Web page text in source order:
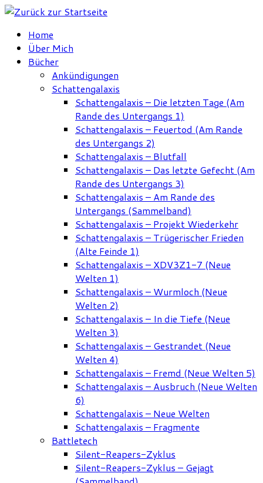
Zum
springenHome
Über Mich
Bücher
Ankündigungen
Schattengalaxis
Schattengalaxis – Die letzten Tage (Am
Rande des Untergangs 1)
Schattengalaxis – Feuertod (Am Rande
des Untergangs 2)
Schattengalaxis – Blutfall
Schattengalaxis – Das letzte Gefecht (Am
Rande des Untergangs 3)
Schattengalaxis – Am Rande des
Untergangs (Sammelband)
Schattengalaxis – Projekt Wiederkehr
Schattengalaxis – Trügerischer Frieden
(Alte Feinde 1)
Schattengalaxis – XDV3Z1-7 (Neue
Welten 1)
Schattengalaxis – Wurmloch (Neue
Welten 2)
Schattengalaxis – In die Tiefe (Neue
Welten 3)
Schattengalaxis – Gestrandet (Neue
Welten 4)
Schattengalaxis – Fremd (Neue Welten 5)
Schattengalaxis – Ausbruch (Neue Welten
6)
Schattengalaxis – Neue Welten
Schattengalaxis – Fragmente
Battletech
Silent-Reapers-Zyklus
Silent-Reapers-Zyklus – Gejagt